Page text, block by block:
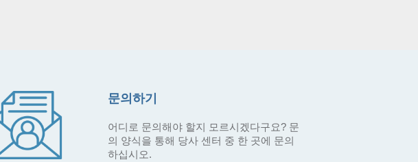
문의하기
어디로 문의해야 할지 모르시겠다구요? 문
의 양식을 통해 당사 센터 중 한 곳에 문의
하십시오.